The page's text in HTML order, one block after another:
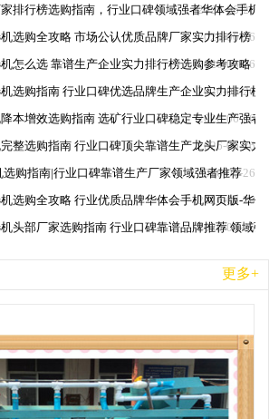
2026-06-26
排行榜选购指南，行业口碑领域强者华体会手机
2026-06-26
选购全攻略 市场公认优质品牌厂家实力排行榜
2026-06-26
怎么选 靠谱生产企业实力排行榜选购参考攻略
2026-06-26
选购指南 行业口碑优选品牌生产企业实力排行榜
2026-06-26
本增效选购指南 选矿行业口碑稳定专业生产强者
2026-06-26
整选购指南 行业口碑顶尖靠谱生产龙头厂家实力
2026-06-26
选购指南|行业口碑靠谱生产厂家领域强者推荐
2026-06-26
选购全攻略 行业优质品牌华体会手机网页版-华
2026-06-26
头部厂家选购指南 行业口碑靠谱品牌推荐 领域
更多+